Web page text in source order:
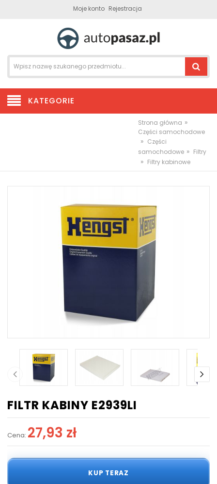
Moje konto Rejestracja
KATEGORIE
Strona główna »
Części samochodowe
» Części
samochodowe » Filtry
» Filtry kabinowe
FILTR KABINY E2939LI
Cena: 27,93 zł
KUP TERAZ